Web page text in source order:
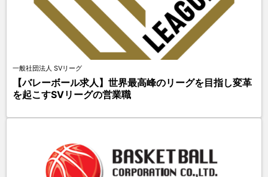
一般社団法人 SVリーグ
【バレーボール求人】世界最高峰のリーグを目指し変革
を起こすSVリーグの営業職